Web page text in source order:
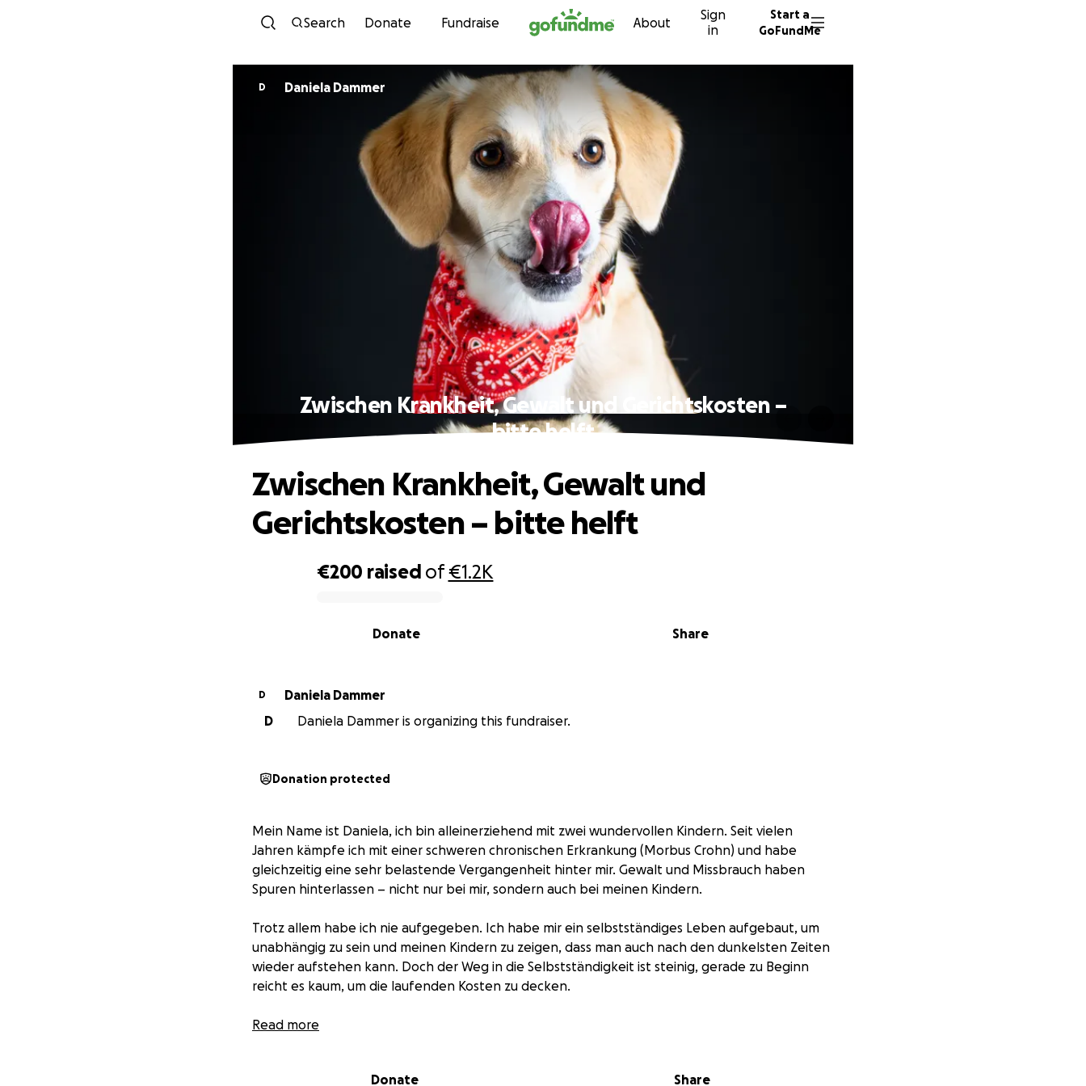
Skip to content
Search Donate Fundraise About
Sign
in
Start a
GoFundMe
D Daniela Dammer
Zwischen Krankheit, Gewalt und Gerichtskosten –
bitte helft
€200 raised of€1.2K
Share
Donate
Zwischen Krankheit, Gewalt und
Gerichtskosten – bitte helft
D
Daniela Dammer
D
Daniela Dammer is organizing this fundraiser.
Donation protected
Mein Name ist Daniela, ich bin alleinerziehend mit zwei wundervollen Kindern. Seit vielen
Jahren kämpfe ich mit einer schweren chronischen Erkrankung (Morbus Crohn) und habe
gleichzeitig eine sehr belastende Vergangenheit hinter mir. Gewalt und Missbrauch haben
Spuren hinterlassen – nicht nur bei mir, sondern auch bei meinen Kindern.
Trotz allem habe ich nie aufgegeben. Ich habe mir ein selbstständiges Leben aufgebaut, um
unabhängig zu sein und meinen Kindern zu zeigen, dass man auch nach den dunkelsten Zeiten
wieder aufstehen kann. Doch der Weg in die Selbstständigkeit ist steinig, gerade zu Beginn
reicht es kaum, um die laufenden Kosten zu decken.
Zusätzlich stehe ich derzeit in einem Gerichtsprozess gegen meinen Ex-Mann, um für die
Prozesskostenhilfe wurde mir verwehrt, weil nur die Umsätze betrachtet werden – was am
Read more
Donate Share